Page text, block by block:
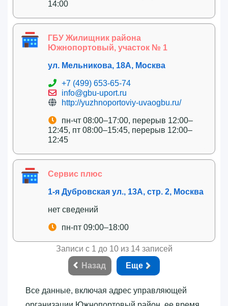
14:00
ГБУ Жилищник района
Южнопортовый, участок № 1
ул. Мельникова, 18А, Москва
+7 (499) 653-65-74
info@gbu-uport.ru
http://yuzhnoportoviy-uvaogbu.ru/
пн-чт 08:00–17:00, перерыв 12:00–
12:45, пт 08:00–15:45, перерыв 12:00–
12:45
Сервис плюс
1-я Дубровская ул., 13А, стр. 2, Москва
нет сведений
пн-пт 09:00–18:00
Записи с 1 до 10 из 14 записей
Назад
Еще
Все данные, включая адрес управляющей